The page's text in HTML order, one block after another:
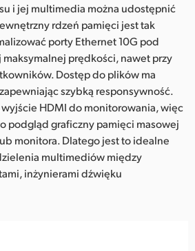
i jej multimedia można udostępnić
rdzeń pamięci jest tak
porty Ethernet 10G pod
prędkości, nawet przy
Dostęp do plików ma
szybką responsywność.
HDMI do monitorowania, więc
podgląd graficzny pamięci masowej
monitora. Dlatego jest to idealne
multimediów między
inżynierami dźwięku